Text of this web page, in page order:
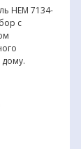
HEM 7134-
с